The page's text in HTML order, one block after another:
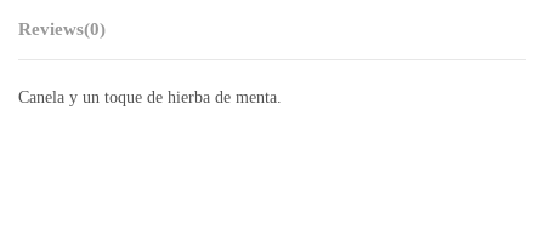
Reviews(0)
Canela y un toque de hierba de menta.